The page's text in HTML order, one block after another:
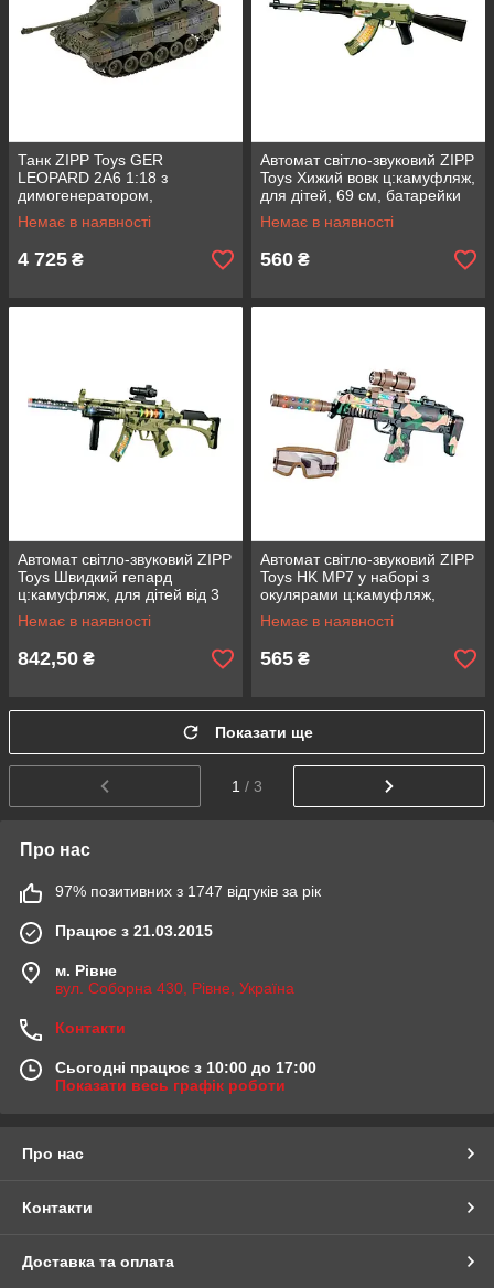
Танк ZIPP Toys GER
LEOPARD 2A6 1:18 з
димогенератором,
радіоуправлінням 2,4 ГГц та
вібрацією
Немає в наявності
4 725 ₴
Автомат світло-звуковий ZIPP
Toys Хижий вовк ц:камуфляж,
для дітей, 69 см, батарейки
AA, з вібрацією
Немає в наявності
560 ₴
Автомат світло-звуковий ZIPP
Toys Швидкий гепард
ц:камуфляж, для дітей від 3
років, 73 см, батарейки AA
Немає в наявності
842,50 ₴
Автомат світло-звуковий ZIPP
Toys HK MP7 у наборі з
окулярами ц:камуфляж,
коричневий, для дітей, 45 см,
з прицілом та вібрацією
Немає в наявності
565 ₴
Показати ще
1 / 3
Про нас
97% позитивних з 1747 відгуків за рік
Працює з 21.03.2015
м. Рівне
вул. Соборна 430, Рівне, Україна
Контакти
Сьогодні працює з 10:00 до 17:00
Показати весь графік роботи
Про нас
Контакти
Доставка та оплата